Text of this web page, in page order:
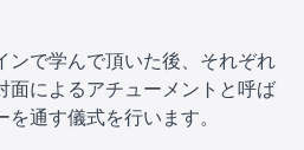
ンで学んで頂いた後、それぞれ
面によるアチューメントと呼ば
通す儀式を行います。